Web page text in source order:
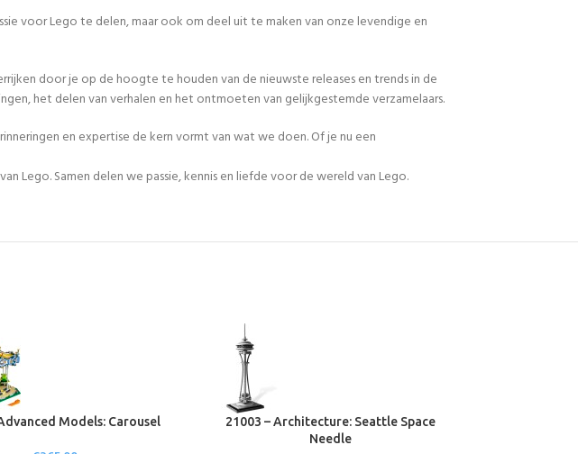
voor Lego te delen, maar ook om deel uit te maken van onze levendige en
door je op de hoogte te houden van de nieuwste releases en trends in de
het delen van verhalen en het ontmoeten van gelijkgestemde verzamelaars.
en expertise de kern vormt van wat we doen. Of je nu een
Samen delen we passie, kennis en liefde voor de wereld van Lego.
Models: Carousel
21003 – Architecture: Seattle Space
Needle